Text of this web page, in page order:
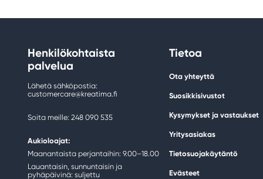
Henkilökohtaista
palvelua
Lähetä sähköpostia:
customercare@kreatima.fi
Soita meille: 248 090 535
Aukioloajat:
Maanantaista perjantaihin: 9.00–18.00
Lauantaisin, sunnuntaisin ja
pyhäpäivinä: suljettu
Tietoa
Ota yhteyttä
Suosikkisivustot
Kysymykset ja vastaukset
Yritysasiakas
Tietosuojakäytäntö
Evästeet